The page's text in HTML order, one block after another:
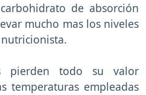
de absorción
mucho mas los niveles
pierden todo su valor
temperaturas empleadas